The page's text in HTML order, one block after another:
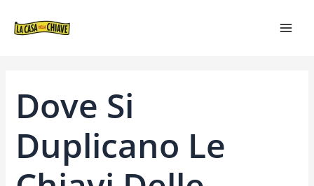
Dove Si
Duplicano Le
ARTICOLI